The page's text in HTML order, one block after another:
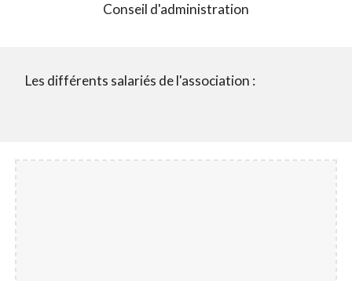
Conseil d'administration
Les différents salariés de l'association :